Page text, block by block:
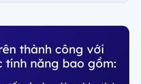
thành công với
tính năng bao gồm: